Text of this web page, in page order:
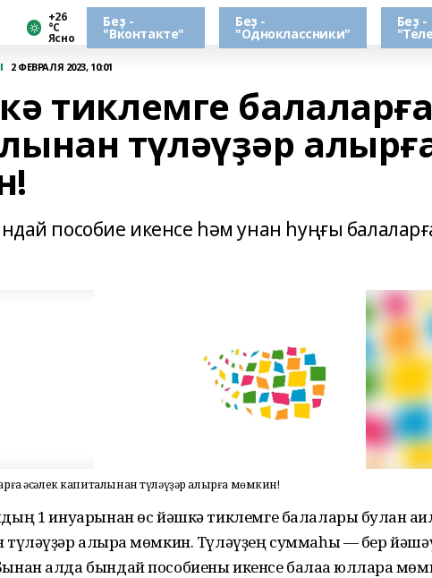
+26
°С
Ясно
Беҙ -
"Вконтакте"
Беҙ -
"Одноклассники"
Беҙ -
2 ФЕВРАЛЯ 2023, 10:01
тиклемге
түләүҙәр
пособие икенсе һәм унан һуңғы
әсәлек капиталынан түләүҙәр алырға мөмкин!
1 ғинуарынан өс йәшкә тиклемге балалары булған
алырға мөмкин. Түләүҙең суммаһы — бер
алда бындай пособиены икенсе балаға юлларға